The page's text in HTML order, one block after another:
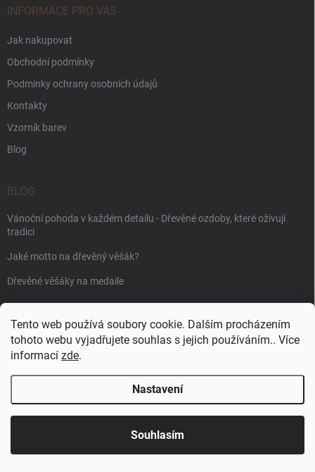
Tento web používá soubory cookie. Dalším procházením
tohoto webu vyjadřujete souhlas s jejich používáním.. Více
informací zde.
Nastavení
Souhlasím
INFORMACE PRO VÁS
Jak nakupovat
Obchodní podmínky
Podmínky ochrany osobních údajů
Kontakty
Vzorník barev
Blog
BLOG
Vánoční pohoda v každém detailu - Dřevěné ozdoby, které oživují
tradici
Jaké motto na dřevěný věšák?
Dřevěné věšáky na medaile
PŘIJÍMÁME ONLINE PLATBY
WoodenPuzzle.cz . Všechna práva vyhrazena.